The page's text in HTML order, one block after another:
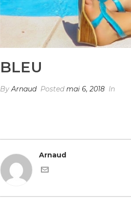
BLEU
ByArnaud Postedmai 6, 2018 In
Arnaud